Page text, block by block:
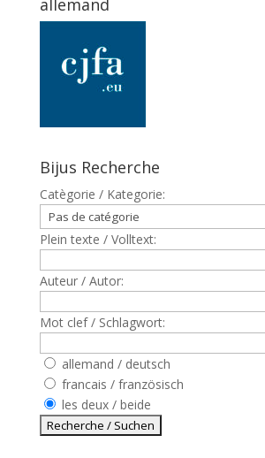
allemand
Bijus Recherche
Catègorie / Kategorie:
Plein texte / Volltext:
Auteur / Autor:
Mot clef / Schlagwort:
allemand / deutsch
francais / französisch
les deux / beide